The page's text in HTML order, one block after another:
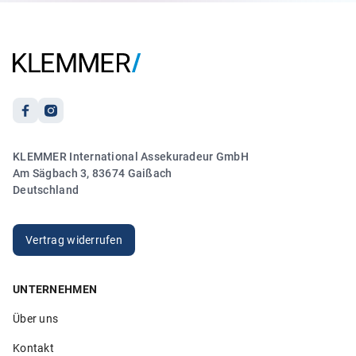
Anonym
21.03.2026
„Sehr freundlicher und kompetenter Kontakt. Vielen
Dank!“
5.00
„Sehr hilfsbereite Mitarbeiter die ihren Job verstehen. Ich
KLEMMER International Assekuradeur GmbH
Am Sägbach 3, 83674 Gaißach
Deutschland
Vertrag widerrufen
UNTERNEHMEN
Über uns
Kontakt